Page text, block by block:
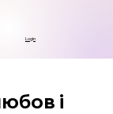
Login
і